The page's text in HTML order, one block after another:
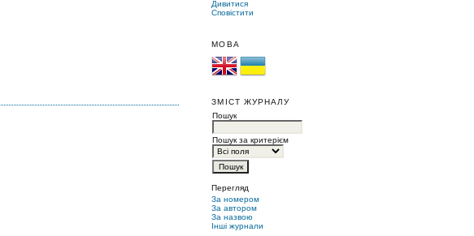
Дивитися
Сповістити
МОВА
ЗМІСТ ЖУРНАЛУ
Пошук
Пошук за критерієм
Перегляд
За номером
За автором
За назвою
Інші журнали